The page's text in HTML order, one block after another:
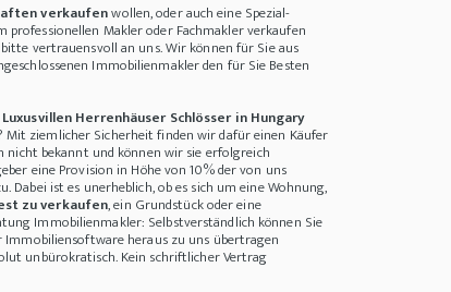
verkaufenwollen, oder auch eine Spezial-
Makler oder Fachmakler verkaufen
vertrauensvoll an uns. Wir können für Sie aus
Immobilienmakler den für Sie Besten
Luxusvillen Herrenhäuser Schlösser in Hungary
ziemlicher Sicherheit finden wir dafür einen Käufer
nicht bekannt und können wir sie erfolgreich
eine Provision in Höhe von 10% der von uns
ist es unerheblich, ob es sich um eine Wohnung,
zu verkaufen, ein Grundstück oder eine
Immobilienmakler: Selbstverständlich können Sie
heraus zu uns übertragen
unbürokratisch. Kein schriftlicher Vertrag